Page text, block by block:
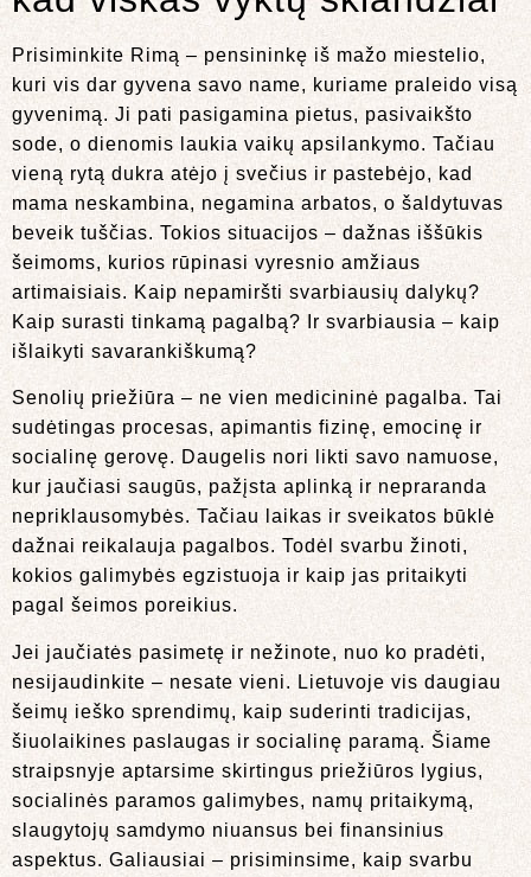
Prisiminkite Rimą – pensininkę iš mažo miestelio,
kuri vis dar gyvena savo name, kuriame praleido visą
gyvenimą. Ji pati pasigamina pietus, pasivaikšto
sode, o dienomis laukia vaikų apsilankymo. Tačiau
vieną rytą dukra atėjo į svečius ir pastebėjo, kad
mama neskambina, negamina arbatos, o šaldytuvas
beveik tuščias. Tokios situacijos – dažnas iššūkis
šeimoms, kurios rūpinasi vyresnio amžiaus
artimaisiais. Kaip nepamiršti svarbiausių dalykų?
Kaip surasti tinkamą pagalbą? Ir svarbiausia – kaip
išlaikyti savarankiškumą?
Senolių priežiūra – ne vien medicininė pagalba. Tai
sudėtingas procesas, apimantis fizinę, emocinę ir
socialinę gerovę. Daugelis nori likti savo namuose,
kur jaučiasi saugūs, pažįsta aplinką ir nepraranda
nepriklausomybės. Tačiau laikas ir sveikatos būklė
dažnai reikalauja pagalbos. Todėl svarbu žinoti,
kokios galimybės egzistuoja ir kaip jas pritaikyti
pagal šeimos poreikius.
Jei jaučiatės pasimetę ir nežinote, nuo ko pradėti,
nesijaudinkite – nesate vieni. Lietuvoje vis daugiau
šeimų ieško sprendimų, kaip suderinti tradicijas,
šiuolaikines paslaugas ir socialinę paramą. Šiame
straipsnyje aptarsime skirtingus priežiūros lygius,
socialinės paramos galimybes, namų pritaikymą,
slaugytojų samdymo niuansus bei finansinius
aspektus. Galiausiai – prisiminsime, kaip svarbu